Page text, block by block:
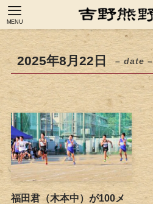
MENU
2025年8月22日 – date –
福田君（木本中）が100メ